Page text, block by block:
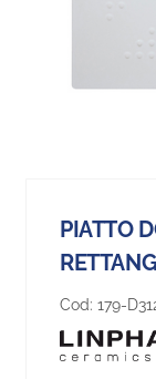
PIATTO
Cod: 179-